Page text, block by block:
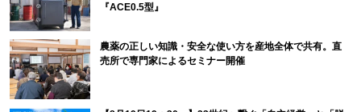
『ACE0.5型』
農薬の正しい知識・安全な使い方を産地全体で共有。直
売所で専門家によるセミナー開催